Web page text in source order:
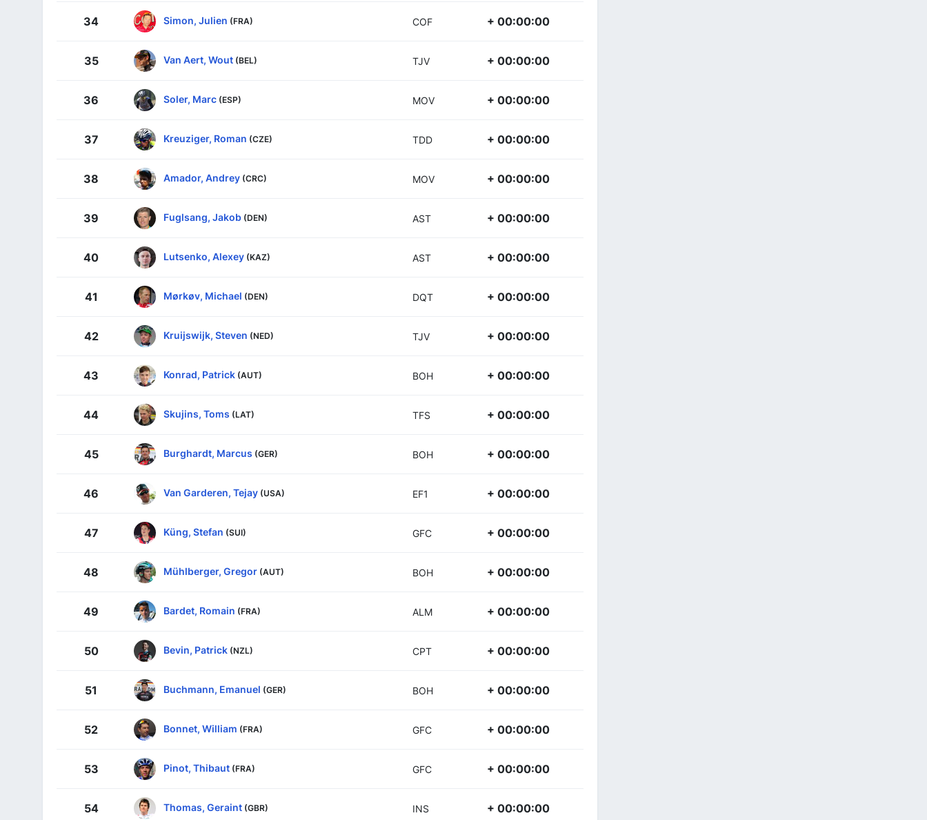
34 Simon, Julien (FRA) COF + 00:00:00
35 Van Aert, Wout (BEL) TJV + 00:00:00
36 Soler, Marc (ESP) MOV + 00:00:00
37 Kreuziger, Roman (CZE) TDD + 00:00:00
38 Amador, Andrey (CRC) MOV + 00:00:00
39 Fuglsang, Jakob (DEN) AST + 00:00:00
40 Lutsenko, Alexey (KAZ) AST + 00:00:00
41 Mørkøv, Michael (DEN) DQT + 00:00:00
42 Kruijswijk, Steven (NED) TJV + 00:00:00
43 Konrad, Patrick (AUT) BOH + 00:00:00
44 Skujins, Toms (LAT) TFS + 00:00:00
45 Burghardt, Marcus (GER) BOH + 00:00:00
46 Van Garderen, Tejay (USA) EF1 + 00:00:00
47 Küng, Stefan (SUI) GFC + 00:00:00
48 Mühlberger, Gregor (AUT) BOH + 00:00:00
49 Bardet, Romain (FRA) ALM + 00:00:00
50 Bevin, Patrick (NZL) CPT + 00:00:00
51 Buchmann, Emanuel (GER) BOH + 00:00:00
52 Bonnet, William (FRA) GFC + 00:00:00
53 Pinot, Thibaut (FRA) GFC + 00:00:00
54 Thomas, Geraint (GBR) INS + 00:00:00